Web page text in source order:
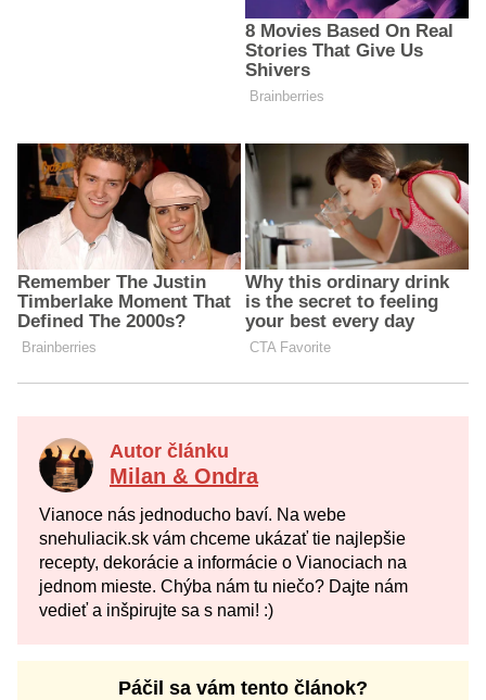
Autor článku
Milan & Ondra
Vianoce nás jednoducho baví. Na webe
snehuliacik.sk vám chceme ukázať tie najlepšie
recepty, dekorácie a informácie o Vianociach na
jednom mieste. Chýba nám tu niečo? Dajte nám
vedieť a inšpirujte sa s nami! :)
Páčil sa vám tento článok?